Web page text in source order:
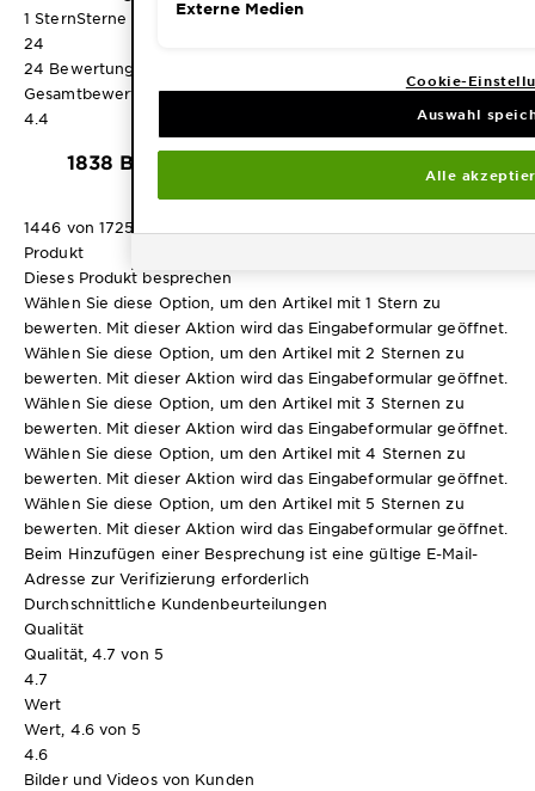
1 SternSterne
24
24 Bewertungen mit 1 Stern.
Gesamtbewertung
4.4
1838 BEWERTUNGEN
1446 von 1725 (84%) der Rezensenten empfehlen dieses
Produkt
Dieses Produkt besprechen
Wählen Sie diese Option, um den Artikel mit 1 Stern zu
bewerten. Mit dieser Aktion wird das Eingabeformular geöffnet.
Wählen Sie diese Option, um den Artikel mit 2 Sternen zu
bewerten. Mit dieser Aktion wird das Eingabeformular geöffnet.
Wählen Sie diese Option, um den Artikel mit 3 Sternen zu
bewerten. Mit dieser Aktion wird das Eingabeformular geöffnet.
Wählen Sie diese Option, um den Artikel mit 4 Sternen zu
bewerten. Mit dieser Aktion wird das Eingabeformular geöffnet.
Wählen Sie diese Option, um den Artikel mit 5 Sternen zu
bewerten. Mit dieser Aktion wird das Eingabeformular geöffnet.
Beim Hinzufügen einer Besprechung ist eine gültige E-Mail-
Adresse zur Verifizierung erforderlich
Durchschnittliche Kundenbeurteilungen
Qualität
Qualität, 4.7 von 5
4.7
Wert
Wert, 4.6 von 5
4.6
Bilder und Videos von Kunden
Externe Medien
Cookie-
Auswahl
Alle